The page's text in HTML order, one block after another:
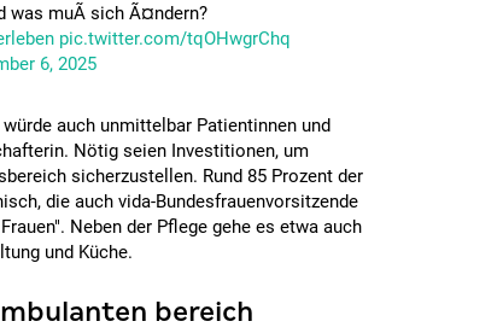
was muÃ sich Ã¤ndern?
pic.twitter.com/tqOHwgrChq
6, 2025
auch unmittelbar Patientinnen und
Nötig seien Investitionen, um
sicherzustellen. Rund 85 Prozent der
die auch vida-Bundesfrauenvorsitzende
Neben der Pflege gehe es etwa auch
und Küche.
bereich